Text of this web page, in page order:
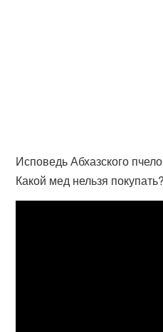
Исповедь Абхазского
Какой мед нельзя